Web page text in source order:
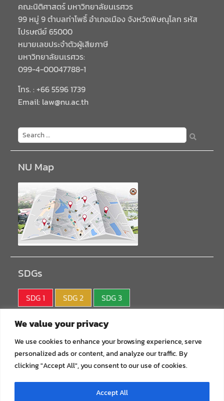
We value your privacy
We use cookies to enhance your browsing experience, serve
personalized ads or content, and analyze our traffic. By
clicking "Accept All", you consent to our use of cookies.
Accept All
คณะนิติศาสตร์ มหาวิทยาลัยนเรศวร
99 หมู่ 9 ตำบลท่าโพธิ์ อำเภอเมือง จังหวัดพิษณุโลก รหัส
ไปรษณีย์ 65000
หมายเลขประจำตัวผู้เสียภาษี
มหาวิทยาลัยนเรศวร:
099-4-00047788-1
โทร. : +66 5596 1739
Email: law@nu.ac.th
NU Map
SDGs
SDG 1 SDG 2
SDG 3
SDG 4
SDG 7
SDG 8
SDG 9
SDG10
SDG11
SDG12
SDG13
SDG14
SDG15